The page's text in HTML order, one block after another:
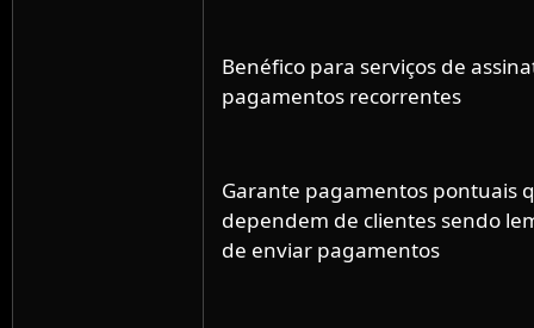
Benéfico para serviços de
pagamentos recorrentes
Garante pagamentos pontuais
dependem de clientes sendo
de enviar pagamentos